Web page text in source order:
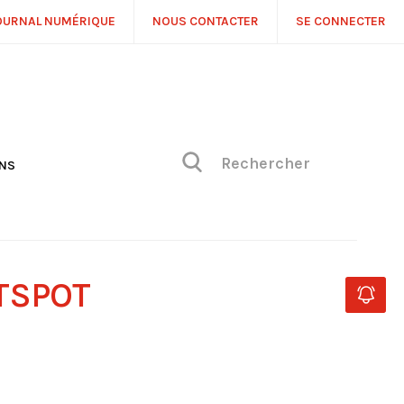
NUMÉRIQUE NOUS CONTACTER SE CONNECTER